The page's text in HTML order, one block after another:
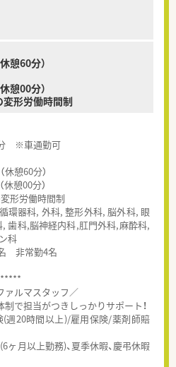
憩60分）
憩00分）
形労働時間制
分 ※車通勤可
休憩60分）
00分）
働時間制
環器科, 外科, 整形外科, 脳外科, 眼
歯科,脳神経内科,肛門外科,麻酔科,
科
非常勤4名
ァルマスタッフ／
で担当がつきしっかりサポート！
週20時間以上)/雇用保険/薬剤師賠
月以上勤務)、夏季休暇、慶弔休暇